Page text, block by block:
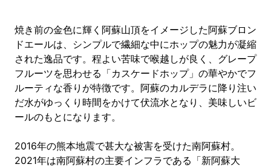
焼き前の金色に輝く阿蘇山頂をイメージした阿蘇ブロン
ドエールは、シンプルで繊細な中にホップの魅力が凝縮
された逸品です。程よい苦味で喉越しが良く、グレープ
フルーツを思わせる「カスケードホップ」の華やかでフ
ルーティな香りが特徴です。阿蘇のカルデラに降り注い
だ水がゆっくり時間をかけて伏流水となり、美味しいビ
ールのもとになります。
2016年の熊本地震で甚大な被害を受けた南阿蘇村。
2021年は南阿蘇村の主要インフラである「新阿蘇大